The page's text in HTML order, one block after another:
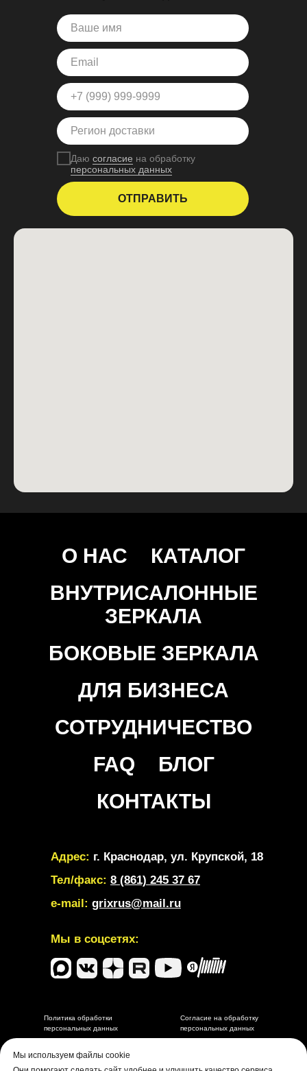
Мы используем файлы cookie
Даю согласие на обработку
персональных данных
ОТПРАВИТЬ
О НАС
КАТАЛОГ
ВНУТРИСАЛОННЫЕ
ЗЕРКАЛА
БОКОВЫЕ ЗЕРКАЛА
ДЛЯ БИЗНЕСА
СОТРУДНИЧЕСТВО
FAQ
БЛОГ
КОНТАКТЫ
Мы в соцсетях:
Адрес: г. Краснодар, ул. Крупской, 18
Тел/факс: 8 (861) 245 37 67
e-mail: grixrus@mail.ru
Разработка и маркетинговое сопровождение depdes.ru
Политика обработки
персональных данных
Согласие на обработку
персональных данных